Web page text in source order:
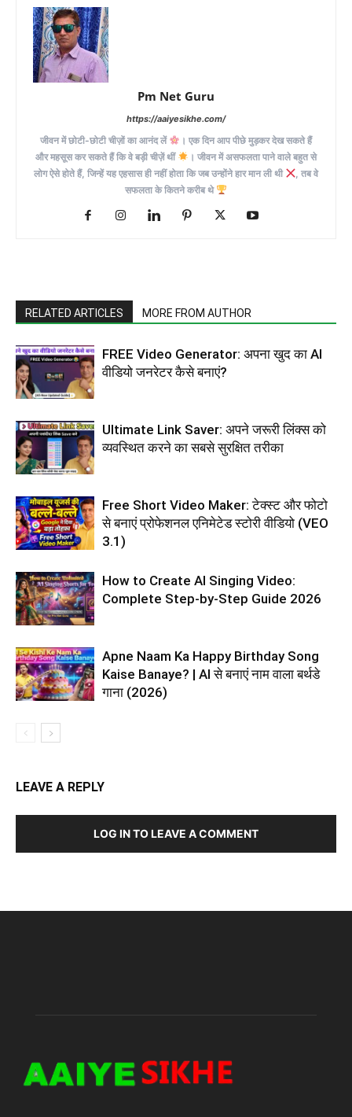
Pm Net Guru
https://aaiyesikhe.com/
जीवन में छोटी-छोटी चीज़ों का आनंद लें
। एक दिन आप पीछे मुड़कर देख सकते हैं
और महसूस कर सकते हैं कि वे बड़ी चीज़ें थीं
। जीवन में असफलता पाने वाले बहुत से
लोग ऐसे होते हैं, जिन्हें यह एहसास ही नहीं होता कि जब उन्होंने हार मान ली थी
, तब वे
सफलता के कितने करीब थे
RELATED ARTICLES MORE FROM AUTHOR
FREE Video Generator: अपना खुद का AI
वीडियो जनरेटर कैसे बनाएं?
Ultimate Link Saver: अपने जरूरी लिंक्स को
व्यवस्थित करने का सबसे सुरक्षित तरीका
Free Short Video Maker: टेक्स्ट और फोटो
से बनाएं प्रोफेशनल एनिमेटेड स्टोरी वीडियो (VEO
3.1)
How to Create AI Singing Video:
Complete Step-by-Step Guide 2026
Apne Naam Ka Happy Birthday Song
Kaise Banaye? | AI से बनाएं नाम वाला बर्थडे
गाना (2026)
LEAVE A REPLY
LOG IN TO LEAVE A COMMENT